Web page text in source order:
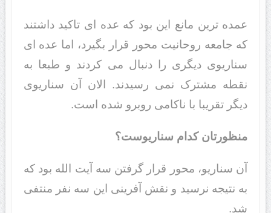
عمده ترین مانع این بود که عده ای تاکید داشتند
که جامعه روحانیت محور قرار بگیرد، اما عده ای
سناریوی دیگری را دنبال می کردند و طبعا به
نقطه مشترک نمی رسیدند. الان آن سناریوی
دیگر تقریبا با ناکامی روبرو شده است.
منظورتان کدام سناریوست؟
آن سناریو، محور قرار گرفتن سه آیت الله بود که
به نتیجه نرسید و نقش آفرینی این سه نفر منتفی
شد.